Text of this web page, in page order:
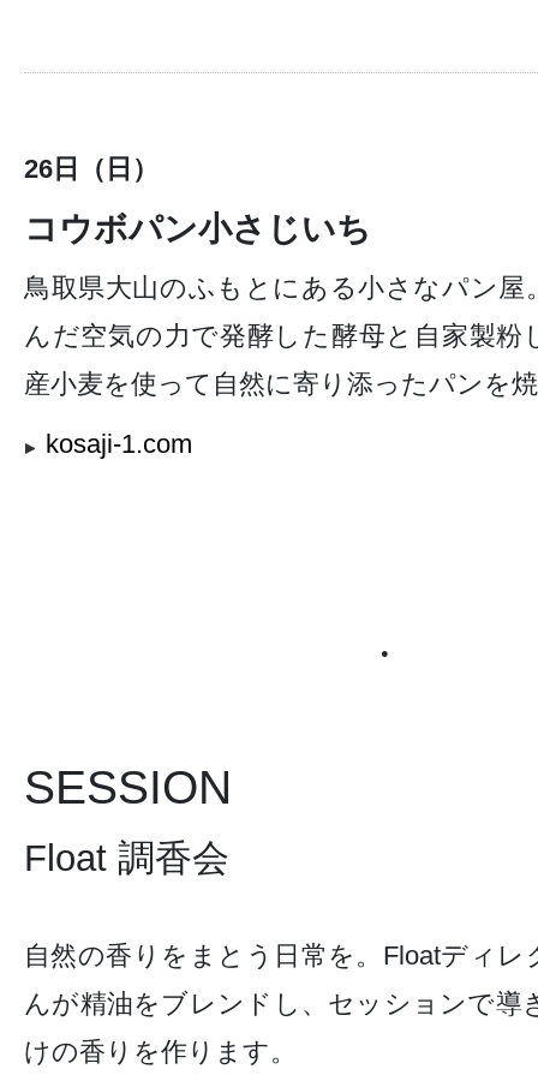
26日（日）
コウボパン小さじいち
鳥取県大山のふもとにある小さなパン屋
んだ空気の力で発酵した酵母と自家製粉
産小麦を使って自然に寄り添ったパンを
kosaji-1.com
●
SESSION
Float 調香会
自然の香りをまとう日常を。Floatディレ
んが精油をブレンドし、セッションで導
けの香りを作ります。